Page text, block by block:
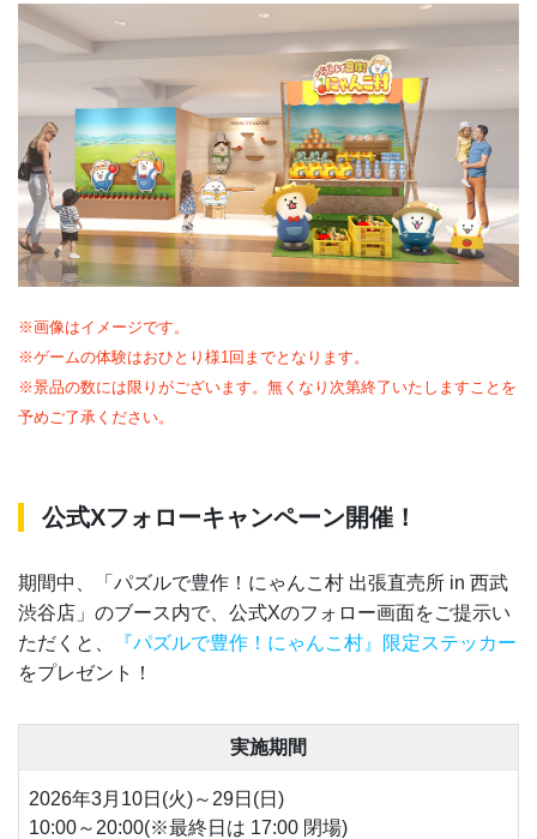
※画像はイメージです。
※ゲームの体験はおひとり様1回までとなります。
※景品の数には限りがございます。無くなり次第終了いたしますことを
予めご了承ください。
公式Xフォローキャンペーン開催！
期間中、「パズルで豊作！にゃんこ村 出張直売所 in 西武
渋谷店」のブース内で、公式Xのフォロー画面をご提示い
ただくと、
『パズルで豊作！にゃんこ村』限定ステッカー
をプレゼント！
実施期間
2026年3月10日(火)～29日(日)
10:00～20:00(※最終日は 17:00 閉場)